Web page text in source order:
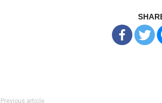
Previous article